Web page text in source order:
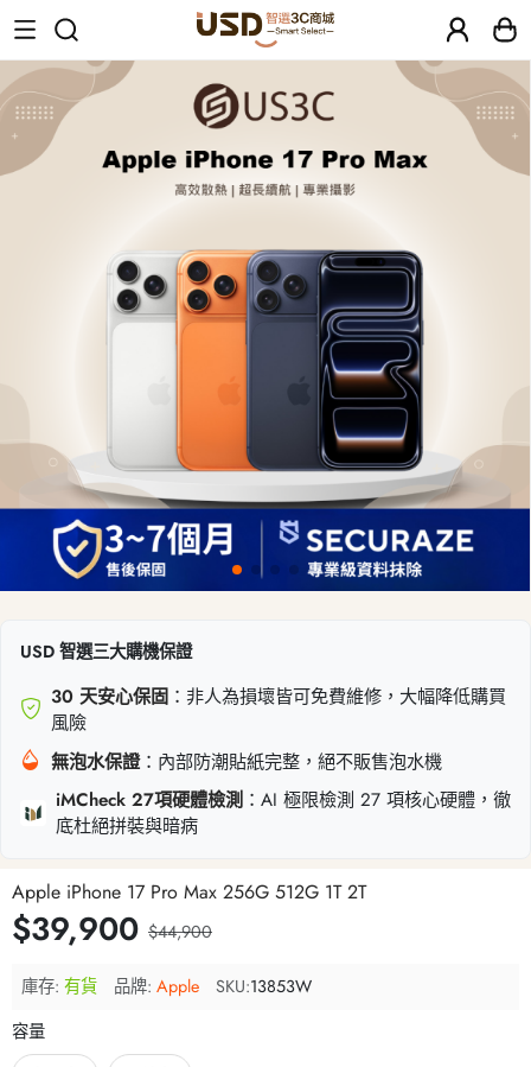
USD 智選三大購機保證
30 天安心保固 ：非人為損壞皆可免費維修，大幅降低購買
風險
無泡水保證：內部防潮貼紙完整，絕不販售泡水機
iMCheck 27項硬體檢測 ：AI 極限檢測 27 項核心硬體，徹
底杜絕拼裝與暗病
Apple iPhone 17 Pro Max 256G 512G 1T 2T
$39,900 $44,900
庫存: 有貨 品牌: Apple SKU:13853W
容量